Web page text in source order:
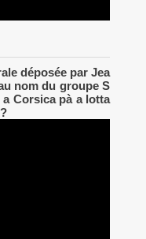
déposée par Jea
nom du groupe S
Corsica pà a lotta